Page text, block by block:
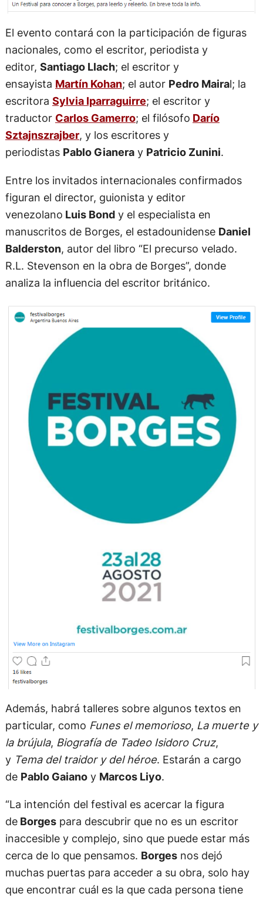
El evento contará con la participación de figuras
nacionales, como el escritor, periodista y
editor, Santiago Llach; el escritor y
ensayista Martín Kohan; el autor Pedro Mairal; la
escritora Sylvia Iparraguirre; el escritor y
traductor Carlos Gamerro; el filósofo Darío
Sztajnszrajber, y los escritores y
periodistas Pablo Gianeray Patricio Zunini.
Entre los invitados internacionales confirmados
figuran el director, guionista y editor
venezolano Luis Bondy el especialista en
manuscritos de Borges, el estadounidense Daniel
Balderston, autor del libro “El precurso velado.
R.L. Stevenson en la obra de Borges”, donde
analiza la influencia del escritor británico.
Además, habrá talleres sobre algunos textos en
particular, como Funes el memorioso, La muerte y
la brújula, Biografía de Tadeo Isidoro Cruz,
y Tema del traidor y del héroe. Estarán a cargo
de Pablo Gaianoy Marcos Liyo.
“La intención del festival es acercar la figura
deBorgespara descubrir que no es un escritor
inaccesible y complejo, sino que puede estar más
cerca de lo que pensamos. Borgesnos dejó
muchas puertas para acceder a su obra, solo hay
que encontrar cuál es la que cada persona tiene